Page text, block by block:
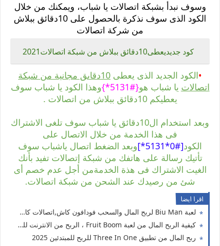
وسوف نبدأ بشبكة اتصالات يا شباب، ويمكنك من خلال
الكود الذى سوف نذكرة بالحصول على 10دقائق ببلاش
من شركة اتصالات
كود جديديعطى10دقائق ببلاش من شبكة اتصالات2021
•الكود الجديد الذى يعطى
10دقاىق مجانية من شبكة
اتصالات يا شباب هو{#5131*}
وهذا الكود يا شباب سوف
يعطيكم 10دقائق ببلاش من اتصالات .
وبعد استخدام ال10دقائق يا شباب سوف تلغى الاشتراك
فى هذا الخدمة من خلال الاتصال على
الكود[#0*5131*]
وبعد الضغط اتصال ياشباب سوف
تأتيك رسالة على هاتفك من شبكة إتصالات تفيد بأنك
الغيت الاشتراك فى هذة الخدمةمن أجل عدم خصم أى
شئ من رصيدك عند الشحن من شبكة اتصالات.
اقرا ايضا
لعبة Biu Man لربح المال والسحب فودافون كاش,اتصالات كاش ،اورنج كاش
كيفية الربح المال من لعبة Fruit Boom ، الربح من الانترنت للمبتدئين
ربح المال من تطبيق Three In One للربح للمبتدئين 2025